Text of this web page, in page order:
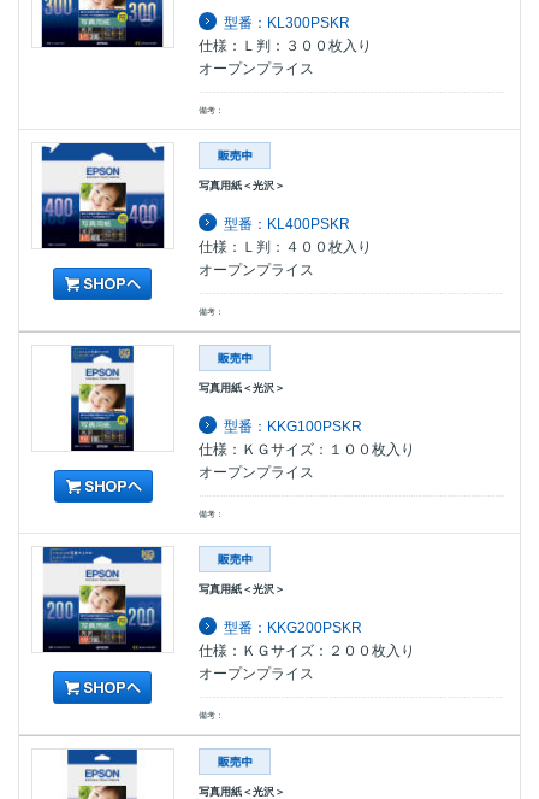
型番：KL300PSKR
仕様：Ｌ判：３００枚入り
オープンプライス
備考：
写真用紙＜光沢＞
型番：KL400PSKR
仕様：Ｌ判：４００枚入り
オープンプライス
備考：
写真用紙＜光沢＞
型番：KKG100PSKR
仕様：ＫＧサイズ：１００枚入り
オープンプライス
備考：
写真用紙＜光沢＞
型番：KKG200PSKR
仕様：ＫＧサイズ：２００枚入り
オープンプライス
備考：
写真用紙＜光沢＞